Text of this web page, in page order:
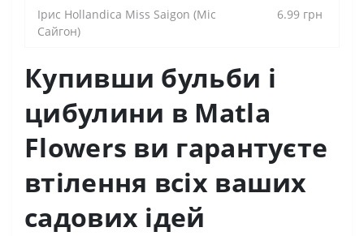
Ірис Hollandica Miss Saigon (Міс
Сайгон)
6.99 грн
Купивши бульби і
цибулини в Matla
Flowers ви гарантуєте
втілення всіх ваших
садових ідей